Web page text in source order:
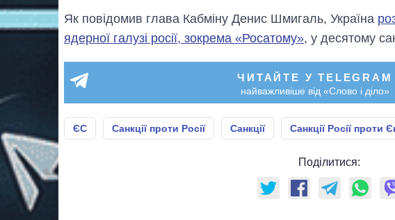
Як повідомив глава Кабміну Денис Шмигаль, Україна
ядерної галузі росії, зокрема «Росатому», у десятому
ЧИТАЙТЕ У TELEGRAM
найважливіше від «Слово і діло»
ЄС Санкції проти Росії Санкції Санкції Росії проти
Поділитися: